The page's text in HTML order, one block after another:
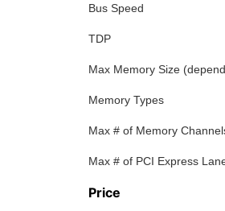
Bus Speed
TDP
Max Memory Size
Memory Types
Max # of Memory
Max # of PCI Express
Price